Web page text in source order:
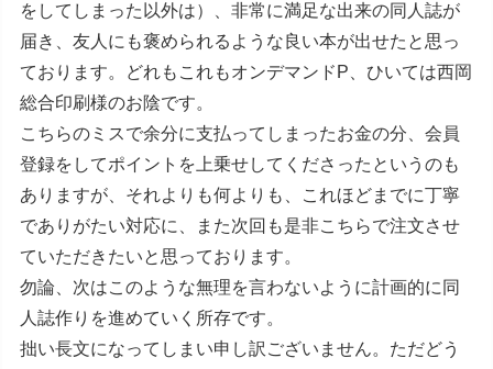
をしてしまった以外は）、非常に満足な出来の同人誌が
届き、友人にも褒められるような良い本が出せたと思っ
ております。どれもこれもオンデマンドP、ひいては西岡
総合印刷様のお陰です。
こちらのミスで余分に支払ってしまったお金の分、会員
登録をしてポイントを上乗せしてくださったというのも
ありますが、それよりも何よりも、これほどまでに丁寧
でありがたい対応に、また次回も是非こちらで注文させ
ていただきたいと思っております。
勿論、次はこのような無理を言わないように計画的に同
人誌作りを進めていく所存です。
拙い長文になってしまい申し訳ございません。ただどう